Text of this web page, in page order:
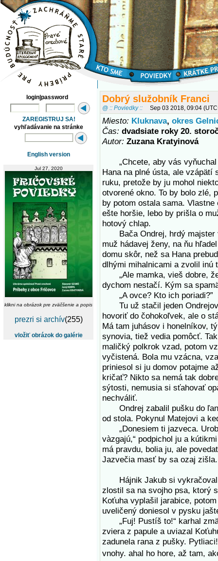
login|password
ZAREGISTRUJ SA!
vyhľadávanie na stránke
English version
Jul 27, 2020
klikni na obrázok pre zväčšenie a popis
prezri si archív(255)
vložiť obrázok do galérie
Dobrý služobník Franci
@ :: Poviedky :: Sep 03 2018, 09:04
Miesto: Kluknava, okres
Čas: dvadsiate roky 20.
Autor: Zuzana Kratyinová
„Chcete, aby vás vyňuchal
Hana na plné ústa, ale vzápätí
ruku, pretože by ju mohol
otvorené okno. To by bolo zlé,
by potom ostala sama.
ešte horšie, lebo by prišla o
hotový chlap.
Bača Ondrej, hrdý majster
muž hádavej ženy, na ňu
domu skôr, než sa Hana
dlhými mihalnicami a zvolil inú
„Ale mamka, vieš dobre,
dychom nestačí. Kým sa
„A ovce? Kto ich poriadi?”
Tu už stačil jeden Ondrejov
hovoriť do čohokoľvek, ale o
Má tam juhásov i honelníkov,
synovia, tiež vedia pomôcť.
maličký polkrok vzad, potom
vyčistená. Bola mu vzácna,
priniesol si ju domov potajme
kričať? Nikto sa nemá tak
sýtosti, nemusia si sťahovať
nechváliť.
Ondrej zabalil pušku do
od stola. Pokynul Matejovi a
„Donesiem ti jazveca.
vàzgajú,“ podpichol ju a
má pravdu, bolia ju, ale
Jazvečia masť by sa ozaj
Hájnik Jakub si vykračoval
zlostil sa na svojho psa, ktorý
Koťuha vyplašil jarabice,
uveličený doniesol v pysku
„Fuj! Pustíš to!“ karhal
zviera z papule a uviazal
zadunela rana z pušky.
vnohy. ahal ho hore, až tam,